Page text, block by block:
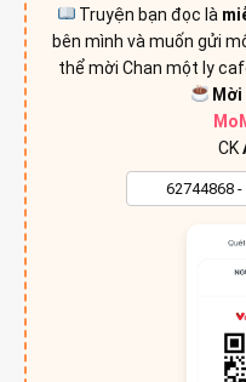
Truyện bạn đọc là
bên mình và muốn gửi
thể mời Chan một ly
CK